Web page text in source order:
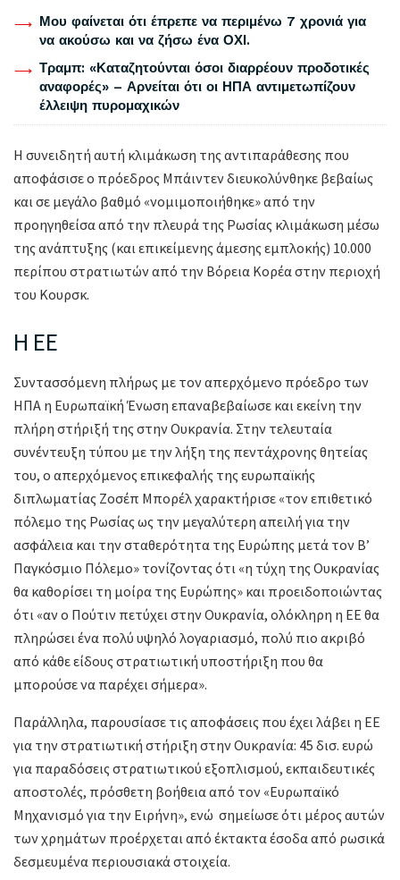
Μου φαίνεται ότι έπρεπε να περιμένω 7 χρονιά για
να ακούσω και να ζήσω ένα ΟΧΙ.
Τραμπ: «Καταζητούνται όσοι διαρρέουν προδοτικές
αναφορές» – Αρνείται ότι οι ΗΠΑ αντιμετωπίζουν
έλλειψη πυρομαχικών
Η συνειδητή αυτή κλιμάκωση της αντιπαράθεσης που
αποφάσισε ο πρόεδρος Μπάιντεν διευκολύνθηκε βεβαίως
και σε μεγάλο βαθμό «νομιμοποιήθηκε» από την
προηγηθείσα από την πλευρά της Ρωσίας κλιμάκωση μέσω
της ανάπτυξης (και επικείμενης άμεσης εμπλοκής) 10.000
περίπου στρατιωτών από την Βόρεια Κορέα στην περιοχή
του Κουρσκ.
Η ΕΕ
Συντασσόμενη πλήρως με τον απερχόμενο πρόεδρο των
ΗΠΑ η Ευρωπαϊκή Ένωση επαναβεβαίωσε και εκείνη την
πλήρη στήριξή της στην Ουκρανία. Στην τελευταία
συνέντευξη τύπου με την λήξη της πεντάχρονης θητείας
του, ο απερχόμενος επικεφαλής της ευρωπαϊκής
διπλωματίας Ζοσέπ Μπορέλ χαρακτήρισε «τον επιθετικό
πόλεμο της Ρωσίας ως την μεγαλύτερη απειλή για την
ασφάλεια και την σταθερότητα της Ευρώπης μετά τον Β’
Παγκόσμιο Πόλεμο» τονίζοντας ότι «η τύχη της Ουκρανίας
θα καθορίσει τη μοίρα της Ευρώπης» και προειδοποιώντας
ότι «αν ο Πούτιν πετύχει στην Ουκρανία, ολόκληρη η ΕΕ θα
πληρώσει ένα πολύ υψηλό λογαριασμό, πολύ πιο ακριβό
από κάθε είδους στρατιωτική υποστήριξη που θα
μπορούσε να παρέχει σήμερα».
Παράλληλα, παρουσίασε τις αποφάσεις που έχει λάβει η ΕΕ
για την στρατιωτική στήριξη στην Ουκρανία: 45 δισ. ευρώ
για παραδόσεις στρατιωτικού εξοπλισμού, εκπαιδευτικές
αποστολές, πρόσθετη βοήθεια από τον «Ευρωπαϊκό
Μηχανισμό για την Ειρήνη», ενώ σημείωσε ότι μέρος αυτών
των χρημάτων προέρχεται από έκτακτα έσοδα από ρωσικά
δεσμευμένα περιουσιακά στοιχεία.